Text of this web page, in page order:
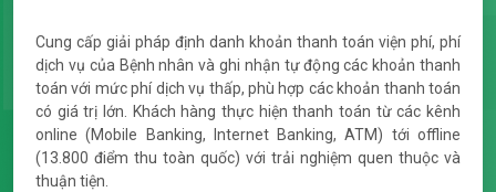
Cung cấp giải pháp định danh khoản thanh toán viện phí, phí
dịch vụ của Bệnh nhân và ghi nhận tự động các khoản thanh
toán với mức phí dịch vụ thấp, phù hợp các khoản thanh toán
có giá trị lớn. Khách hàng thực hiện thanh toán từ các kênh
online (Mobile Banking, Internet Banking, ATM) tới offline
(13.800 điểm thu toàn quốc) với trải nghiệm quen thuộc và
thuận tiện.